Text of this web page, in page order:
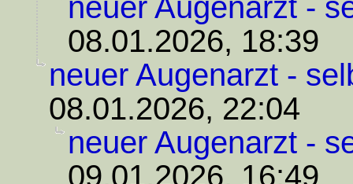
neuer Augenarzt -
08.01.2026, 18:39
neuer Augenarzt -
08.01.2026, 22:04
neuer Augenarzt -
09.01.2026, 16:49